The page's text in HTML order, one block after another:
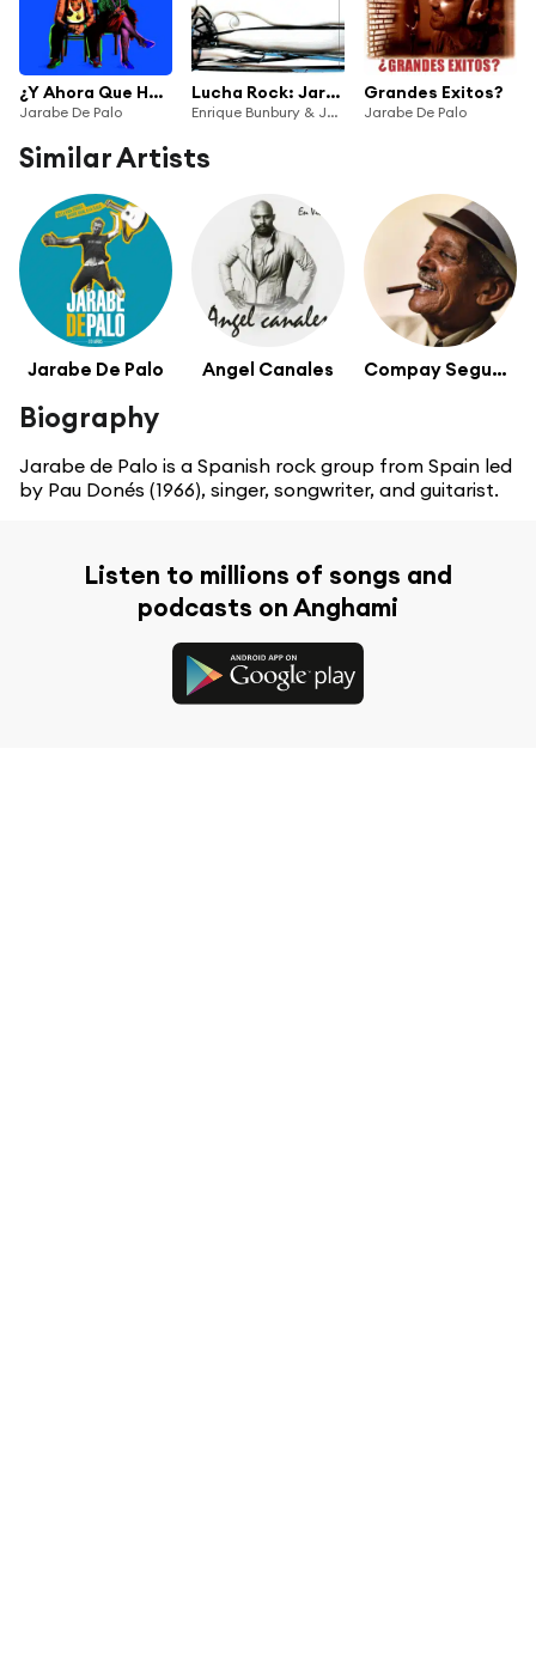
¿Y Ahora Que Hacemos?
Jarabe De Palo
Lucha Rock: Jarabe de Palo / Enrique Bunbury
Enrique Bunbury & Jarabe De Palo
Grandes Exitos?
Jarabe De Palo
Similar Artists
Jarabe De Palo Angel Canales Compay Segundo
Biography
Jarabe de Palo is a Spanish rock group from Spain led
by Pau Donés (1966), singer, songwriter, and guitarist.
Listen to millions of songs and
podcasts on Anghami